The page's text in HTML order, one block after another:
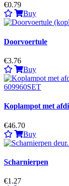
€0.79
Buy
Doorvoertule
€3.76
Buy
Koplampot met
€46.70
Buy
Scharnierpen
€1.27